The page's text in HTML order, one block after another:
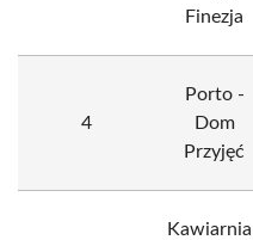
Finezja
4
Porto -
Dom
Przyjęć